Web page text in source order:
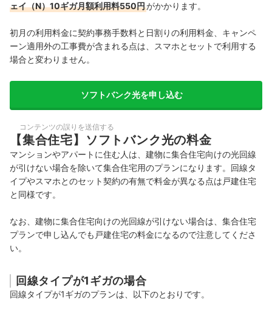
ェイ（N）10ギガ月額利用料550円がかかります。
初月の利用料金に契約事務手数料と日割りの利用料金、キャンペ
ーン適用外の工事費が含まれる点は、スマホとセットで利用する
場合と変わりません。
ソフトバンク光を申し込む
コンテンツの誤りを送信する
【集合住宅】ソフトバンク光の料金
マンションやアパートに住む人は、建物に集合住宅向けの光回線
が引けない場合を除いて集合住宅用のプランになります。回線タ
イプやスマホとのセット契約の有無で料金が異なる点は戸建住宅
と同様です。
なお、建物に集合住宅向けの光回線が引けない場合は、集合住宅
プランで申し込んでも戸建住宅の料金になるので注意してくださ
い。
回線タイプが1ギガの場合
回線タイプが1ギガのプランは、以下のとおりです。